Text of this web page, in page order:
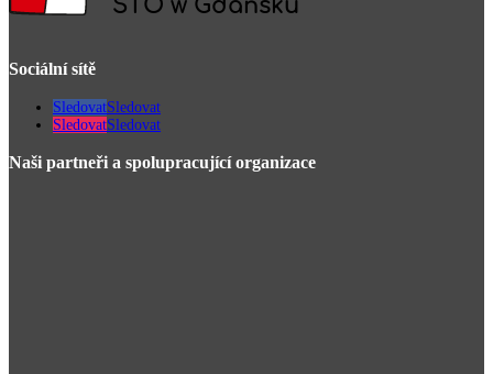
Sociální sítě
SledovatSledovat
SledovatSledovat
Naši partneři a spolupracující organizace